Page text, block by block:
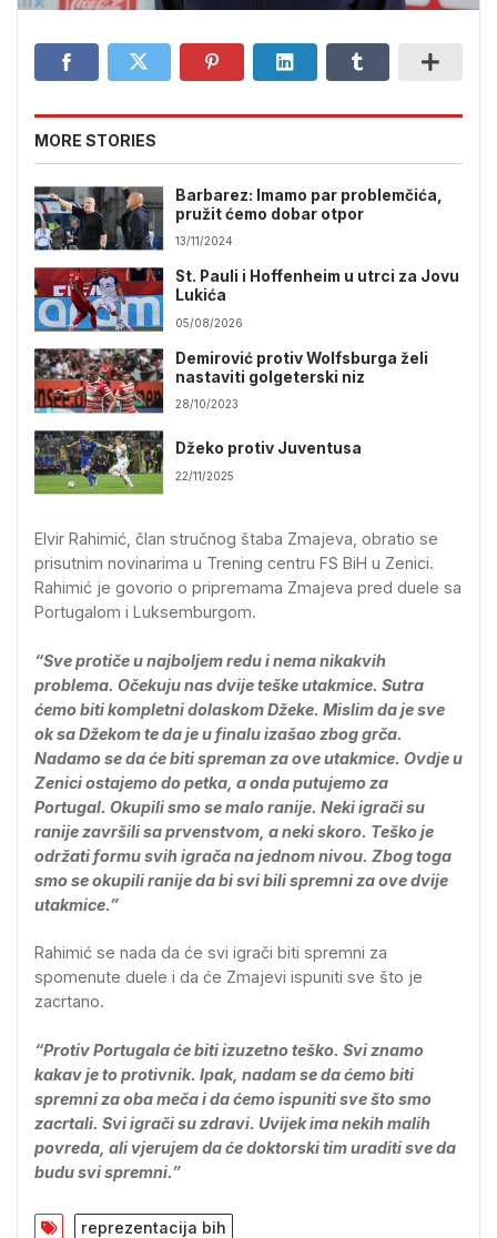
MORE STORIES
Barbarez: Imamo par problemčića,
pružit ćemo dobar otpor
13/11/2024
St. Pauli i Hoffenheim u utrci za Jovu
Lukića
05/08/2026
Demirović protiv Wolfsburga želi
nastaviti golgeterski niz
28/10/2023
Džeko protiv Juventusa
22/11/2025
Elvir Rahimić, član stručnog štaba Zmajeva, obratio se
prisutnim novinarima u Trening centru FS BiH u Zenici.
Rahimić je govorio o pripremama Zmajeva pred duele sa
Portugalom i Luksemburgom.
“Sve protiče u najboljem redu i nema nikakvih
problema. Očekuju nas dvije teške utakmice. Sutra
ćemo biti kompletni dolaskom Džeke. Mislim da je sve
ok sa Džekom te da je u finalu izašao zbog grča.
Nadamo se da će biti spreman za ove utakmice. Ovdje u
Zenici ostajemo do petka, a onda putujemo za
Portugal. Okupili smo se malo ranije. Neki igrači su
ranije završili sa prvenstvom, a neki skoro. Teško je
održati formu svih igrača na jednom nivou. Zbog toga
smo se okupili ranije da bi svi bili spremni za ove dvije
utakmice.”
Rahimić se nada da će svi igrači biti spremni za
spomenute duele i da će Zmajevi ispuniti sve što je
zacrtano.
“Protiv Portugala će biti izuzetno teško. Svi znamo
kakav je to protivnik. Ipak, nadam se da ćemo biti
spremni za oba meča i da ćemo ispuniti sve što smo
zacrtali. Svi igrači su zdravi. Uvijek ima nekih malih
povreda, ali vjerujem da će doktorski tim uraditi sve da
budu svi spremni.”
reprezentacija bih